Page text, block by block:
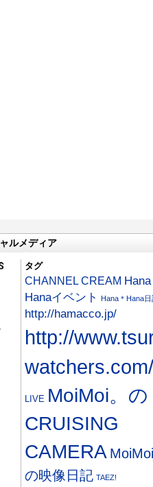
ルメディア
タグ
CHANNEL CREAM
Hanaイベント
Hana＊Hana日
http://hamacco.jp/
http://
watchers.com/
LIVE MoiMoi。の
CRUISING
CAMERA
の映像日記 TAEZ!